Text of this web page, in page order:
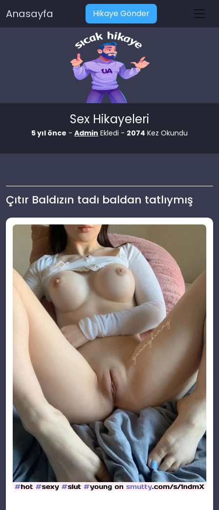
Anasayfa Hikaye Gönder
Sex Hikayeleri
5 yıl önce - Admin Ekledi - 2074 Kez Okundu
Çıtır Baldızın tadı baldan tatlıymış